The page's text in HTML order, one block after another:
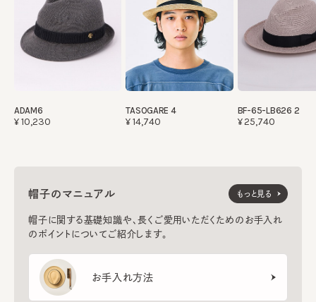
ADAM6
¥10,230
TASOGARE 4
¥14,740
BF-65-LB626 2
¥25,740
帽子のマニュアル
帽子に関する基礎知識や、長くご愛用いただくためのお手入れ
のポイントについてご紹介します。
お手入れ方法
もっと見る